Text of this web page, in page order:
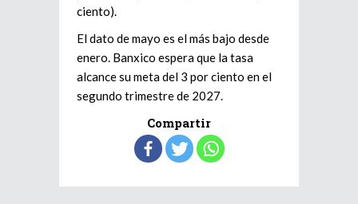
ciento).
El dato de mayo es el más bajo desde
enero. Banxico espera que la tasa
alcance su meta del 3 por ciento en el
segundo trimestre de 2027.
Compartir